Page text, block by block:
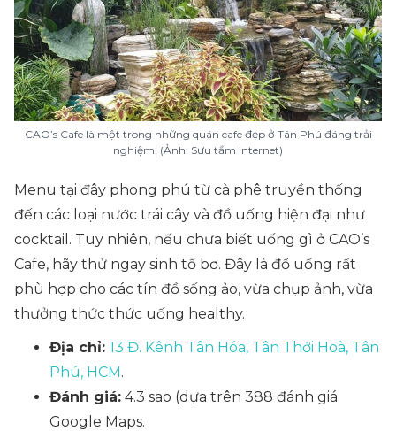
CAO’s Cafe là một trong những quán cafe đẹp ở Tân Phú đáng trải
nghiệm. (Ảnh: Sưu tầm internet)
Menu tại đây phong phú từ cà phê truyền thống
đến các loại nước trái cây và đồ uống hiện đại như
cocktail. Tuy nhiên, nếu chưa biết uống gì ở CAO’s
Cafe, hãy thử ngay sinh tố bơ. Đây là đồ uống rất
phù hợp cho các tín đồ sống ảo, vừa chụp ảnh, vừa
thưởng thức thức uống healthy.
Địa chỉ: 13 Đ. Kênh Tân Hóa, Tân Thới Hoà, Tân
Phú, HCM.
Đánh giá: 4.3 sao (dựa trên 388 đánh giá
Google Maps.